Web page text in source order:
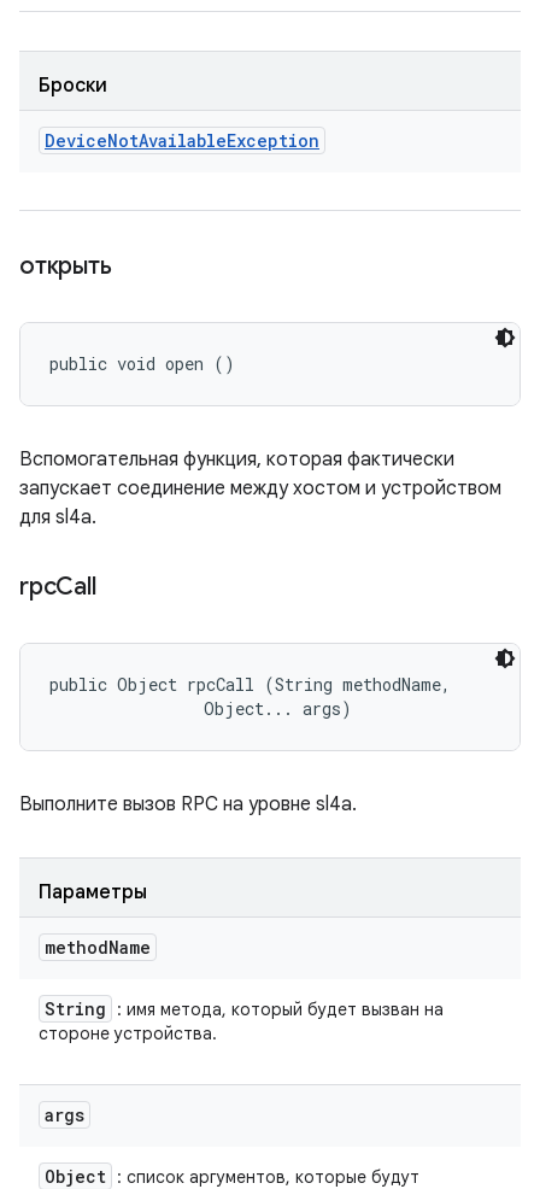
Броски
DeviceNotAvailableException
открыть
public void open ()
Вспомогательная функция, которая фактически
запускает соединение между хостом и устройством
для sl4a.
rpcCall
public Object rpcCall (String methodName,
                Object... args)
Выполните вызов RPC на уровне sl4a.
Параметры
methodName
String
: имя метода, который будет вызван на
стороне устройства.
args
Object : список аргументов, которые будут